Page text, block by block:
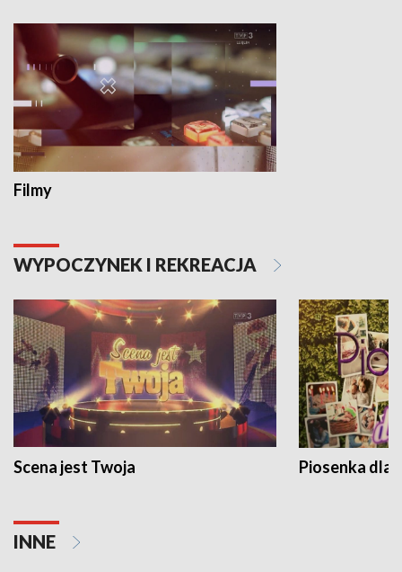
Filmy
WYPOCZYNEK I REKREACJA
Scena jest Twoja Piosenka dla
INNE